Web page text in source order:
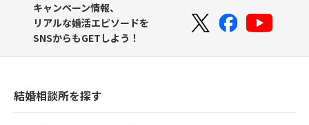
キャンペーン情報、
リアルな婚活エピソードを
SNSからもGETしよう！
結婚相談所を探す